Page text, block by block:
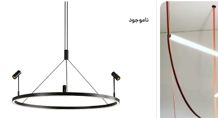
ناموجود